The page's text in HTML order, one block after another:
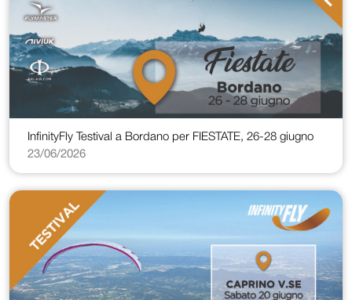
InfinityFly Testival a Bordano per FIESTATE, 26-28 giugno
23/06/2026